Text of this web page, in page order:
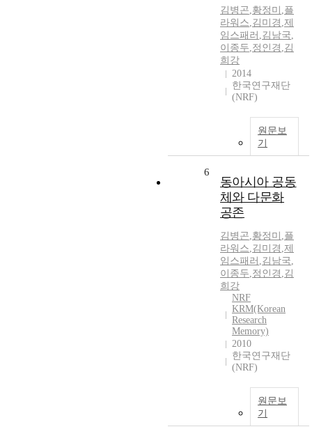
김병곤,황정미 ,플
라워스,김미경 ,제
임스패러 ,김남국,
이종두,정인경 ,김
희강
2014
한국연구재단
(NRF)
원문보
기
6
동아시아 공동
체와 다문화
공존
김병곤,황정미 ,플
라워스,김미경 ,제
임스패러 ,김남국,
이종두,정인경 ,김
희강
NRF
KRM(Korean
Research
Memory)
2010
한국연구재단
(NRF)
원문보
기